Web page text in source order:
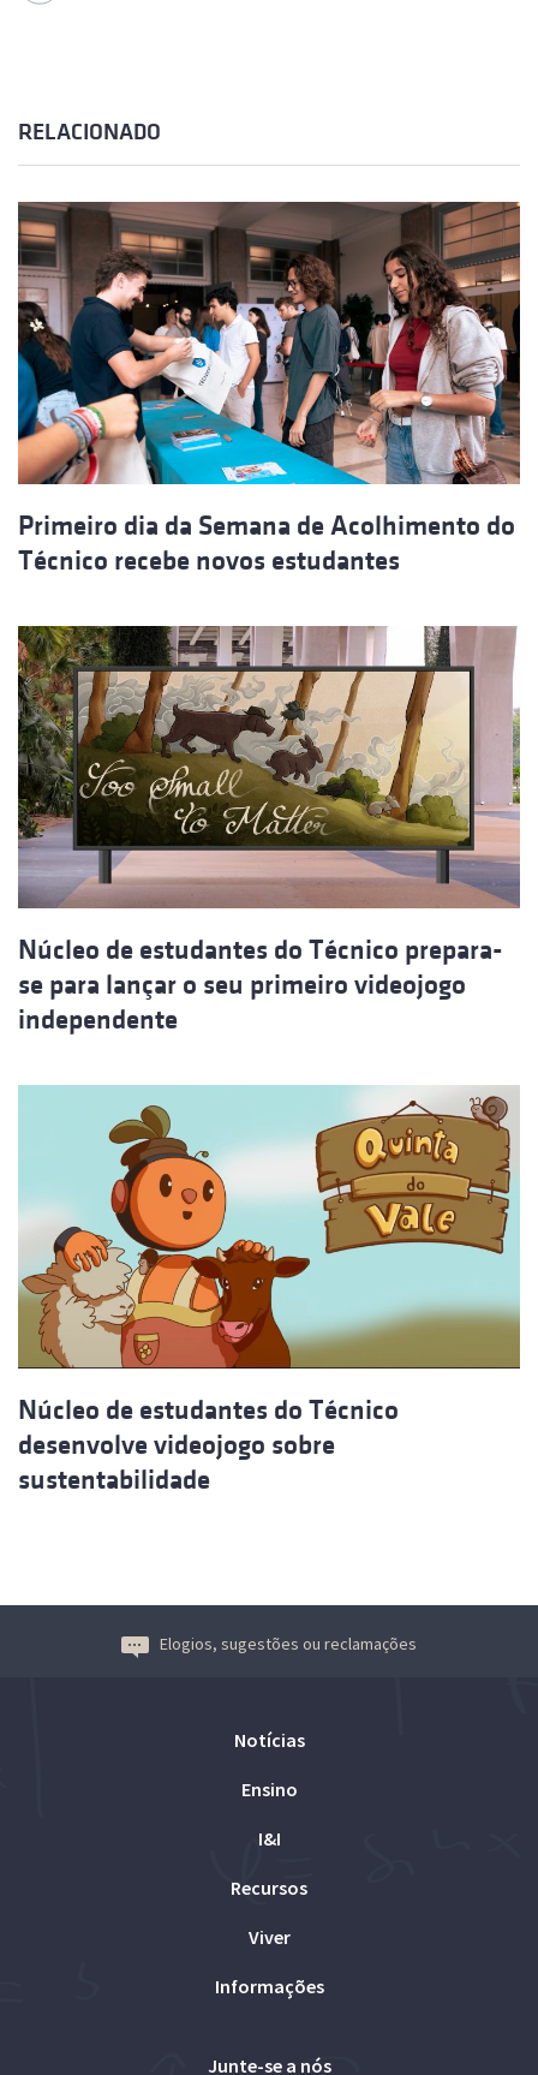
RELACIONADO
Primeiro dia da Semana de Acolhimento do
Técnico recebe novos estudantes
Núcleo de estudantes do Técnico prepara-
se para lançar o seu primeiro videojogo
independente
Núcleo de estudantes do Técnico
desenvolve videojogo sobre
sustentabilidade
Elogios, sugestões ou reclamações
Notícias
Ensino
I&I
Recursos
Viver
Informações
Junte-se a nós